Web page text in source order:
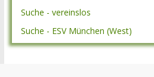
Suche - vereinslos
Suche - ESV München (West)